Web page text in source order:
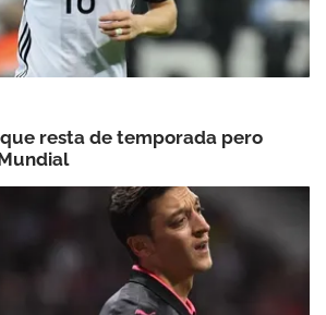
resta de temporada pero